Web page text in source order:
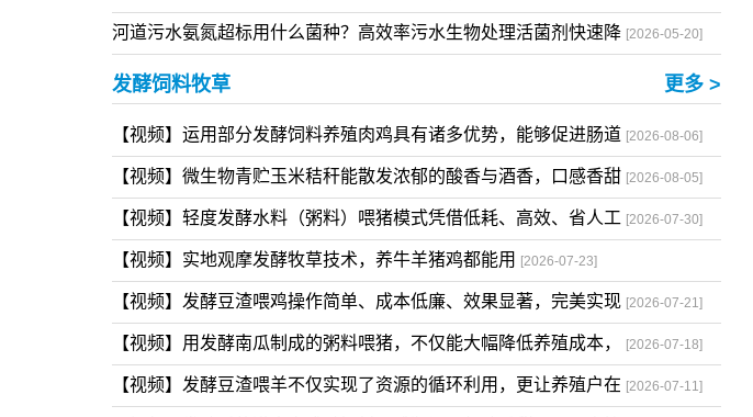
别把益生菌当“救急药”！坚持吃才是打开它的正确方式[2026-06-01]
海水淡水养殖尾水不达标，用高效率污水生物处理活菌剂低成本短[2026-05-26]
河道污水氨氮超标用什么菌种？高效率污水生物处理活菌剂快速降 [2026-05-20]
发酵饲料牧草 更多 >
【视频】运用部分发酵饲料养殖肉鸡具有诸多优势，能够促进肠道[2026-08-06]
【视频】微生物青贮玉米秸秆能散发浓郁的酸香与酒香，口感香甜[2026-08-05]
【视频】轻度发酵水料（粥料）喂猪模式凭借低耗、高效、省人工[2026-07-30]
【视频】实地观摩发酵牧草技术，养牛羊猪鸡都能用[2026-07-23]
【视频】发酵豆渣喂鸡操作简单、成本低廉、效果显著，完美实现[2026-07-21]
【视频】用发酵南瓜制成的粥料喂猪，不仅能大幅降低养殖成本，[2026-07-18]